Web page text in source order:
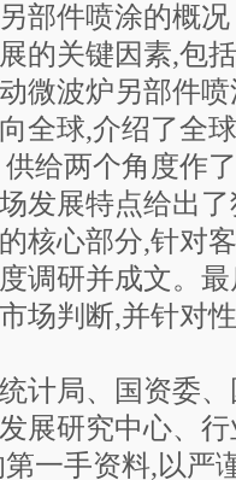
部件喷涂的概
的关键因素,包
微波炉另部件
全球,介绍了全
给两个角度作
发展特点给出
核心部分,针对
调研并成文。
场判断,并针对
局、国资委、
展研究中心、
一手资料,以严